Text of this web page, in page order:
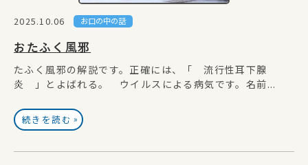
2025.10.06 お口の中の話
おたふく風邪
たふく風邪の解説です。正確には、「 流行性耳下腺
炎 」とよばれる。 ウイルスによる病気です。名前...
続きを読む »